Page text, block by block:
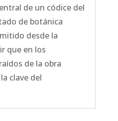
de un códice del
de botánica
desde la
que en los
de la obra
clave del